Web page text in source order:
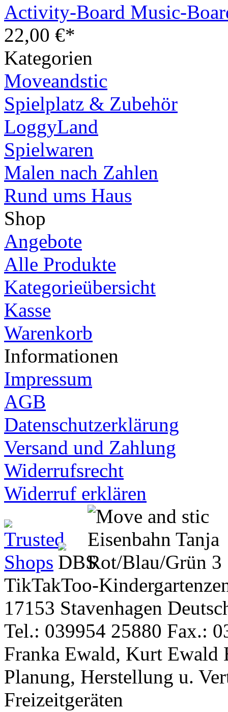
Activity-Board Music-
22,00 €*
Kategorien
Moveandstic
Spielplatz & Zubehör
LoggyLand
Spielwaren
Malen nach Zahlen
Rund ums Haus
Shop
Angebote
Alle Produkte
Kategorieübersicht
Kasse
Warenkorb
Informationen
Impressum
AGB
Datenschutzerklärung
Versand und Zahlung
Widerrufsrecht
Widerruf erklären
TikTakToo-
17153 Stavenhagen
Tel.: 039954 25880 Fax.:
Franka Ewald, Kurt Ewald
Planung, Herstellung u.
Freizeitgeräten